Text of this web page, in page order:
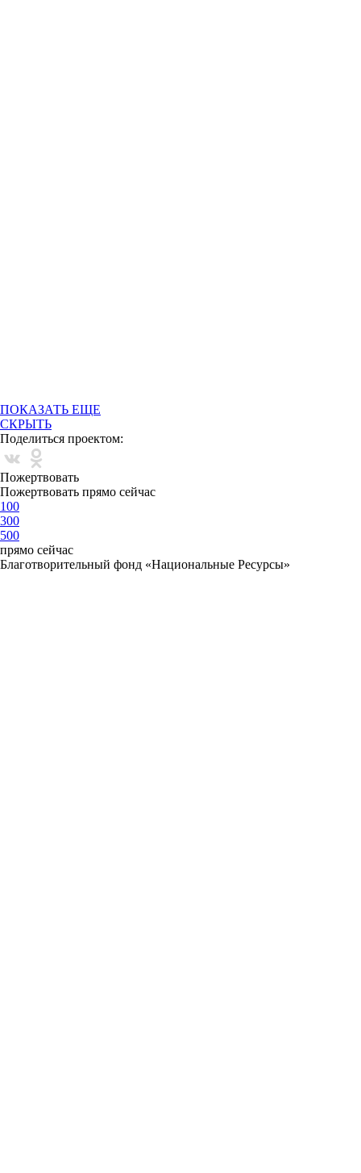
ПОКАЗАТЬ ЕЩЕ
СКРЫТЬ
Поделиться проектом:
Пожертвовать
Пожертвовать прямо сейчас
100
300
500
прямо сейчас
Благотворительный фонд «Национальные Ресурсы»